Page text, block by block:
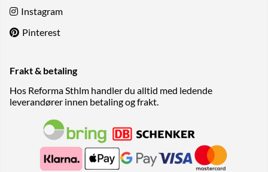
Instagram
Pinterest
Frakt & betaling
Hos Reforma Sthlm handler du alltid med ledende
leverandører innen betaling og frakt.